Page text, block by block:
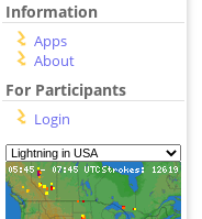
Information
Apps
About
For Participants
Login